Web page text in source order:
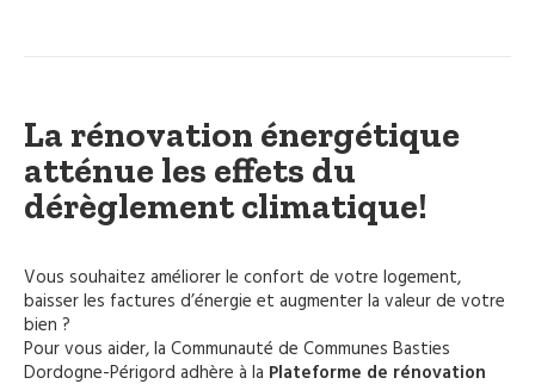
La rénovation énergétique
atténue les effets du
dérèglement climatique!
Vous souhaitez améliorer le confort de votre logement,
baisser les factures d’énergie et augmenter la valeur de votre
bien ?
Pour vous aider, la Communauté de Communes Basties
Dordogne-Périgord adhère à la Plateforme de rénovation